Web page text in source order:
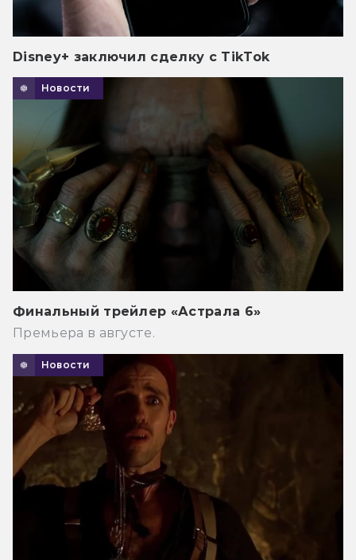
Disney+ заключил сделку с TikTok
Новости
Финальный трейлер «Астрала 6»
Премьера в августе.
Новости